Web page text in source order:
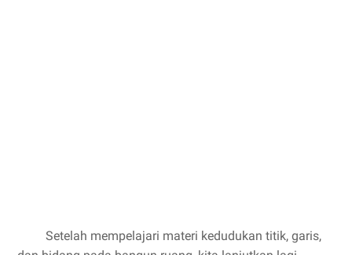
Setelah mempelajari materi kedudukan titik, garis,